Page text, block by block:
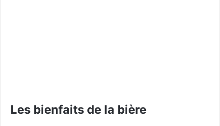
Les bienfaits de la bière